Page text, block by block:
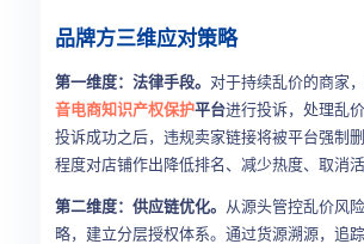
品牌方三维应对策略
第一维度：法律手段。 对于持续乱价的商家
音电商知识产权保护平台进行投诉，处理乱
投诉成功之后，违规卖家链接将被平台强制
程度对店铺作出降低排名、减少热度、取消活
第二维度：供应链优化。 从源头管控乱价风
略，建立分层授权体系。通过货源溯源，追踪